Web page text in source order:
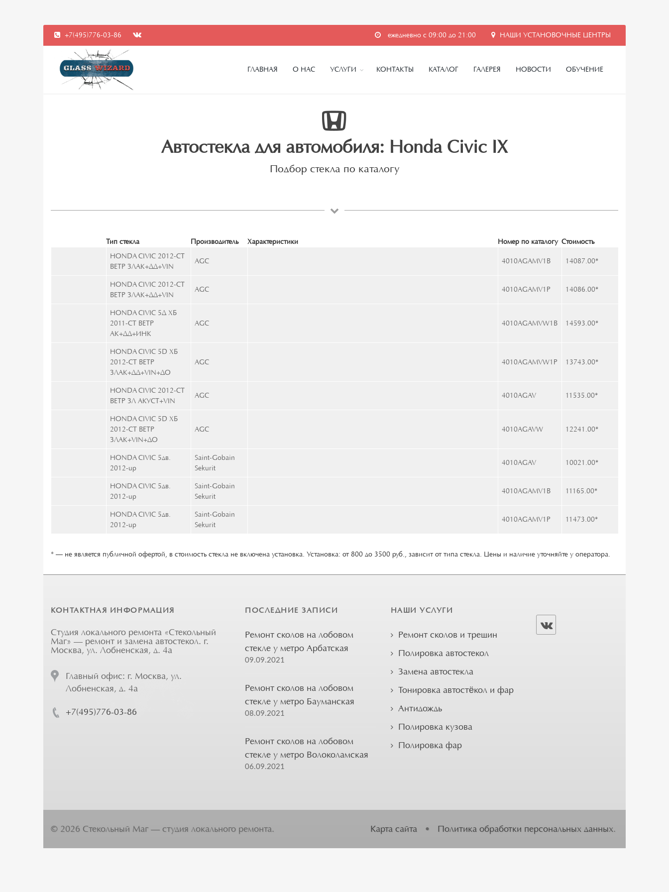
ежедневно с 09:00 до 21:00 НАШИ УСТАНОВОЧНЫЕ ЦЕНТРЫ
+7(495)776-03-86
ГЛАВНАЯ О НАС УСЛУГИ КОНТАКТЫ КАТАЛОГ ГАЛЕРЕЯ НОВОСТИ ОБУЧЕНИЕ
Автостекла для автомобиля: Honda Civic IX
Подбор стекла по каталогу
Тип стекла Производитель Характеристики Номер по каталогу Стоимость
HONDA CIVIC 2012-СТ
ВЕТР ЗЛАК+ДД+VIN
AGC 4010AGAMV1B 14087.00*
HONDA CIVIC 2012-СТ
ВЕТР ЗЛАК+ДД+VIN
AGC 4010AGAMV1P 14086.00*
HONDA CIVIC 5Д ХБ
2011-СТ ВЕТР
АК+ДД+ИНК
AGC 4010AGAMVW1B 14593.00*
HONDA CIVIC 5D ХБ
2012-СТ ВЕТР
ЗЛАК+ДД+VIN+ДО
AGC 4010AGAMVW1P 13743.00*
HONDA CIVIC 2012-СТ
ВЕТР ЗЛ АКУСТ+VIN
AGC 4010AGAV 11535.00*
HONDA CIVIC 5D ХБ
2012-СТ ВЕТР
ЗЛАК+VIN+ДО
AGC 4010AGAVW 12241.00*
HONDA CIVIC 5дв.
2012-up
Saint-Gobain
Sekurit
4010AGAV 10021.00*
HONDA CIVIC 5дв.
2012-up
Saint-Gobain
Sekurit
4010AGAMV1B 11165.00*
HONDA CIVIC 5дв.
2012-up
Saint-Gobain
Sekurit
4010AGAMV1P 11473.00*
* — не является публичной офертой, в стоимость стекла не включена установка. Установка: от 800 до 3500 руб., зависит от типа стекла. Цены и наличие уточняйте у оператора.
КОНТАКТНАЯ ИНФОРМАЦИЯ
Студия локального ремонта «Стекольный
Маг» — ремонт и замена автостекол. г.
Москва, ул. Лобненская, д. 4а
Главный офис: г. Москва, ул.
Лобненская, д. 4а
+7(495)776-03-86
ПОСЛЕДНИЕ ЗАПИСИ
Ремонт сколов на лобовом
стекле у метро Арбатская
09.09.2021
Ремонт сколов на лобовом
стекле у метро Бауманская
08.09.2021
Ремонт сколов на лобовом
стекле у метро Волоколамская
06.09.2021
НАШИ УСЛУГИ
Ремонт сколов и трещин
Полировка автостекол
Замена автостекла
Тонировка автостёкол и фар
Антидождь
Полировка кузова
Полировка фар
Карта сайта • Политика обработки персональных данных.
© 2026 Стекольный Маг — студия локального ремонта.